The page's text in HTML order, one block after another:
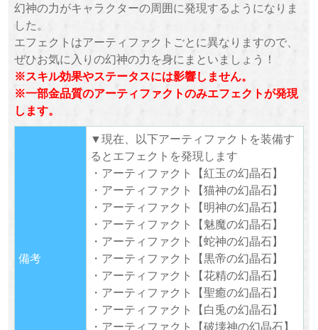
幻神の力がキャラクターの周囲に発現するようになりま
した。
エフェクトはアーティファクトごとに異なりますので、
ぜひお気に入りの幻神の力を身にまといましょう！
※スキル効果やステータスには影響しません。
※一部金品質のアーティファクトのみエフェクトが発現
します。
備考
▼現在、以下アーティファクトを装備す
るとエフェクトを発現します
・アーティファクト【紅玉の幻晶石】
・アーティファクト【猫神の幻晶石】
・アーティファクト【明神の幻晶石】
・アーティファクト【魅魔の幻晶石】
・アーティファクト【蛇神の幻晶石】
・アーティファクト【黒帝の幻晶石】
・アーティファクト【花精の幻晶石】
・アーティファクト【聖癒の幻晶石】
・アーティファクト【白兎の幻晶石】
・アーティファクト【破壊神の幻晶石】